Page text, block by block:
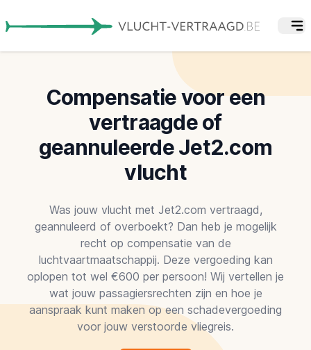
Compensatie voor een
vertraagde of
geannuleerde Jet2.com
vlucht
Was jouw vlucht met Jet2.com vertraagd,
geannuleerd of overboekt? Dan heb je mogelijk
recht op compensatie van de
luchtvaartmaatschappij. Deze vergoeding kan
oplopen tot wel €600 per persoon! Wij vertellen je
wat jouw passagiersrechten zijn en hoe je
aanspraak kunt maken op een schadevergoeding
voor jouw verstoorde vliegreis.